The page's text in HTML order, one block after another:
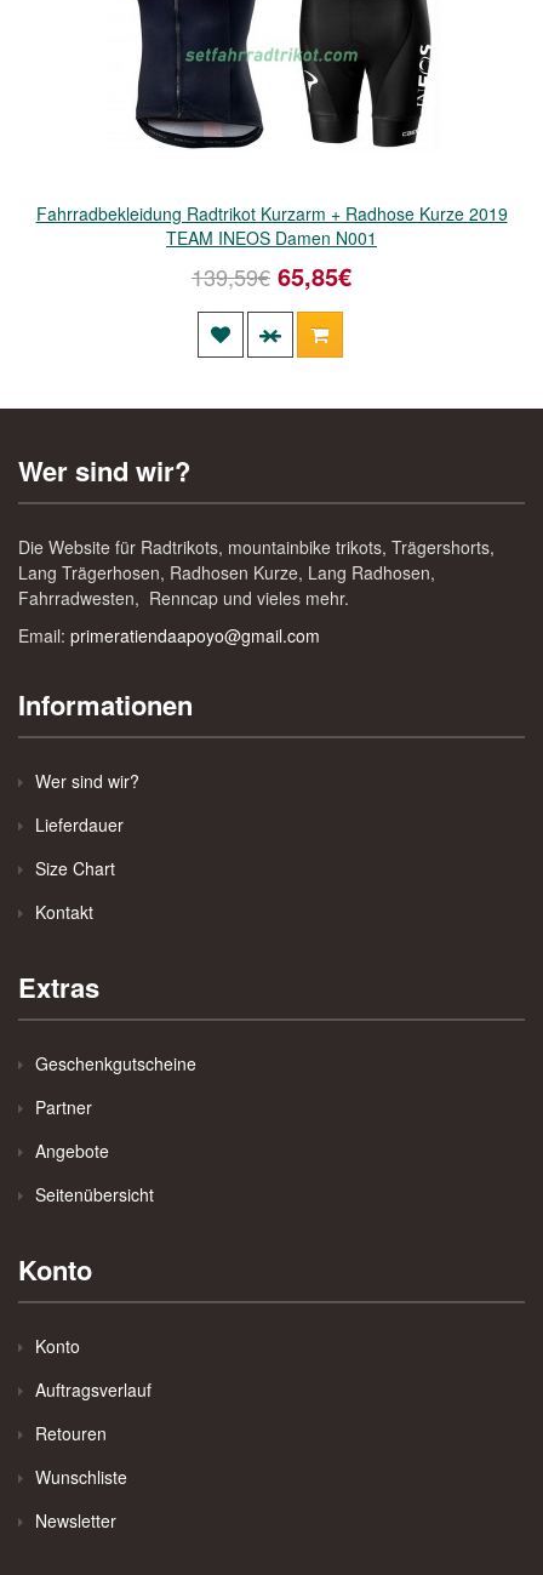
Fahrradbekleidung Radtrikot Kurzarm + Radhose Kurze 2019
TEAM INEOS Damen N001
139,59€ 65,85€
Wer sind wir?
Die Website für Radtrikots, mountainbike trikots, Trägershorts,
Lang Trägerhosen, Radhosen Kurze, Lang Radhosen,
Fahrradwesten, Renncap und vieles mehr.
Email: primeratiendaapoyo@gmail.com
Informationen
Wer sind wir?
Lieferdauer
Size Chart
Kontakt
Extras
Geschenkgutscheine
Partner
Angebote
Seitenübersicht
Konto
Konto
Auftragsverlauf
Retouren
Wunschliste
Newsletter